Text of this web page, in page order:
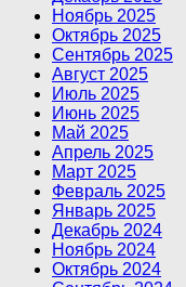
Ноябрь 2025
Октябрь 2025
Сентябрь 2025
Август 2025
Июль 2025
Июнь 2025
Май 2025
Апрель 2025
Март 2025
Февраль 2025
Январь 2025
Декабрь 2024
Ноябрь 2024
Октябрь 2024